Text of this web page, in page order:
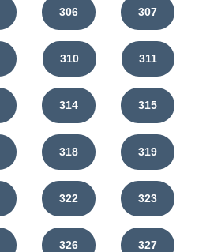
306 307
310 311
314 315
318 319
322 323
326 327